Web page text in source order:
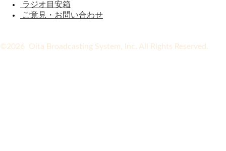
ラジオ目安箱
ご意見・お問い合わせ
©2026 Oita Broadcasting System, Inc. All Rights Reserved.